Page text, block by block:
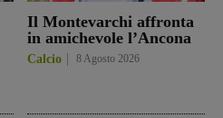
Il Montevarchi affronta
in amichevole l’Ancona
Calcio 8 Agosto 2026